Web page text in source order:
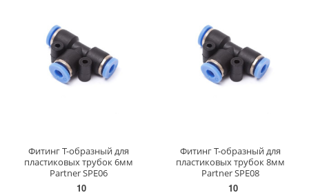
Фитинг T-образный для
пластиковых трубок 6мм
Partner SPE06
10
Фитинг T-образный для
пластиковых трубок 8мм
Partner SPE08
10